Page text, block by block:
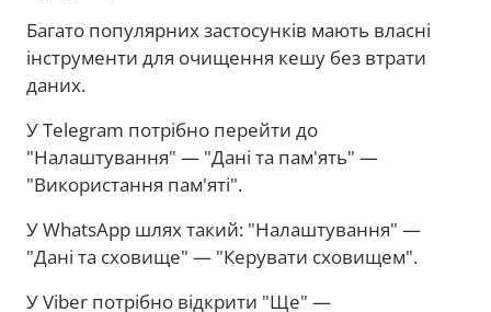
Багато популярних застосунків мають власні
інструменти для очищення кешу без втрати
даних.
У Telegram потрібно перейти до
"Налаштування" — "Дані та пам'ять" —
"Використання пам'яті".
У WhatsApp шлях такий: "Налаштування" —
"Дані та сховище" — "Керувати сховищем".
У Viber потрібно відкрити "Ще" —